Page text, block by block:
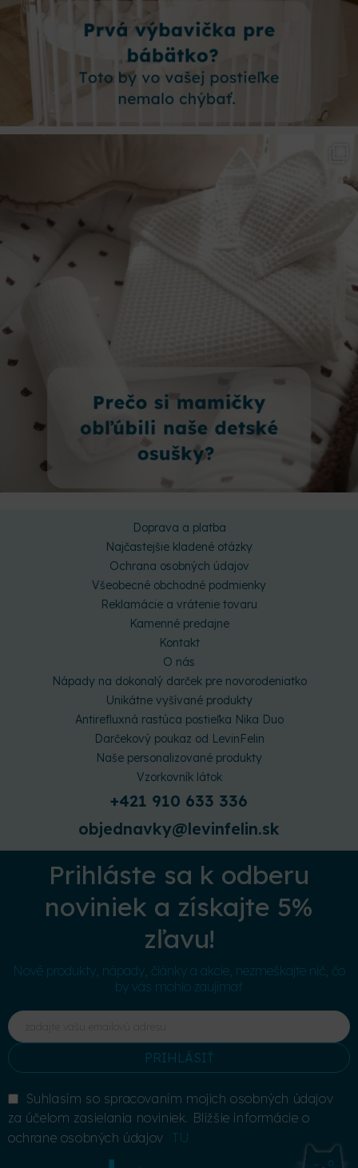
Doprava a platba
Najčastejšie kladené otázky
Ochrana osobných údajov
Všeobecné obchodné podmienky
Reklamácie a vrátenie tovaru
Kamenné predajne
Kontakt
O nás
Nápady na dokonalý darček pre novorodeniatko
Unikátne vyšívané produkty
Antirefluxná rastúca postieľka Nika Duo
Darčekový poukaz od LevinFelin
Naše personalizované produkty
Vzorkovník látok
+421 910 633 336
objednavky@levinfelin.sk
Prihláste sa k odberu
noviniek a získajte 5%
zľavu!
Nové produkty, nápady, články a akcie, nezmeškajte nič, čo
by vás mohlo zaujímať
PRIHLÁSIŤ
Suhlasím so spracovaním mojich osobných údajov
za účelom zasielania noviniek. Bližšie informácie o
ochrane osobných údajov TU